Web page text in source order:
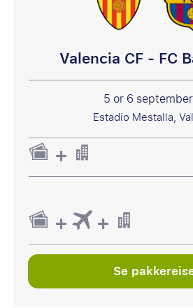
Valencia CF - FC
5 or 6 september
Estadio Mestalla,
Se